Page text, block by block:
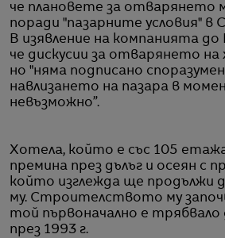
че плановете за отварянето
поради "пазарните условия" в
В изявление на компанията до
че дискусии за отварянето на
но "няма подписано
навлизането на пазара в
невъзможно”.
Хотела, който е със 105
премина през дълъг и осеян с
който изглежда ще продължи
му. Строителството му
той първоначално е
през 1993 г.